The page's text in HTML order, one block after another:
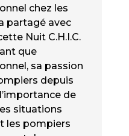
chez les
partagé avec
Nuit C.H.I.C.
que
sa passion
depuis
de
situations
les pompiers